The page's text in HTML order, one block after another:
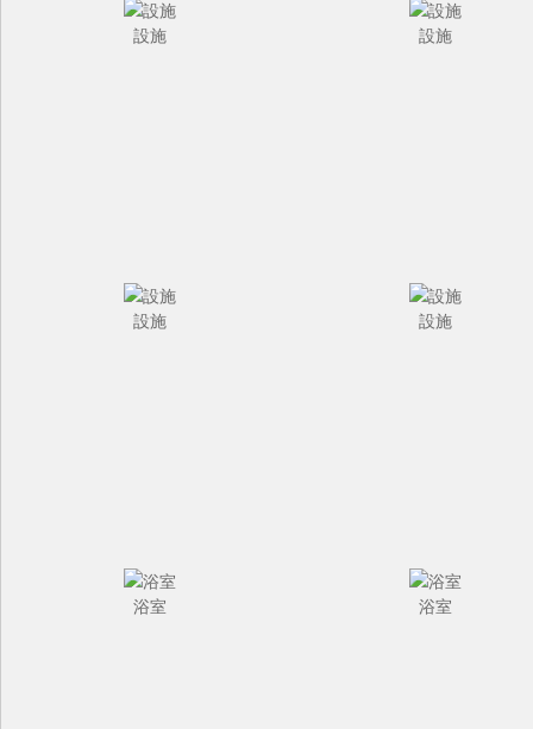
設施 設施
設施 設施
浴室 浴室